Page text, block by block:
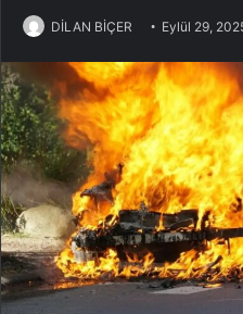
DİLAN BİÇER Eylül 29,